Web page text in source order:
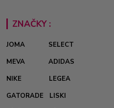
ZNAČKY :
JOMA
SELECT
MEVA
ADIDAS
NIKE
LEGEA
GATORADE
LISKI